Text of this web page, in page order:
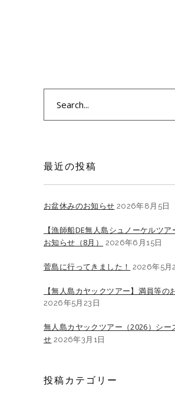
最近の投稿
お盆休みのお知らせ 2026年8月5日
【漁師船DE無人島シュノーケルツ
お知らせ（8月）
2026年6月15日
菅島に行ってきました！ 2026年5月
【無人島カヤックツアー】満員等の
2026年5月23日
無人島カヤックツアー（2026）シー
せ 2026年3月1日
投稿カテゴリー